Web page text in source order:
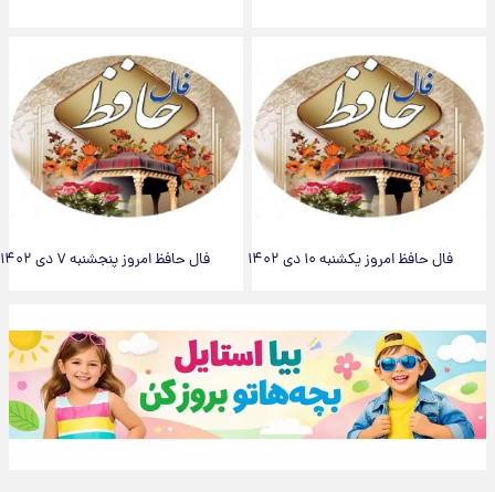
فال حافظ امروز یکشنبه ۱۰ دی ۱۴۰۲ فال حافظ امروز پنجشنبه ۷ دی ۱۴۰۲